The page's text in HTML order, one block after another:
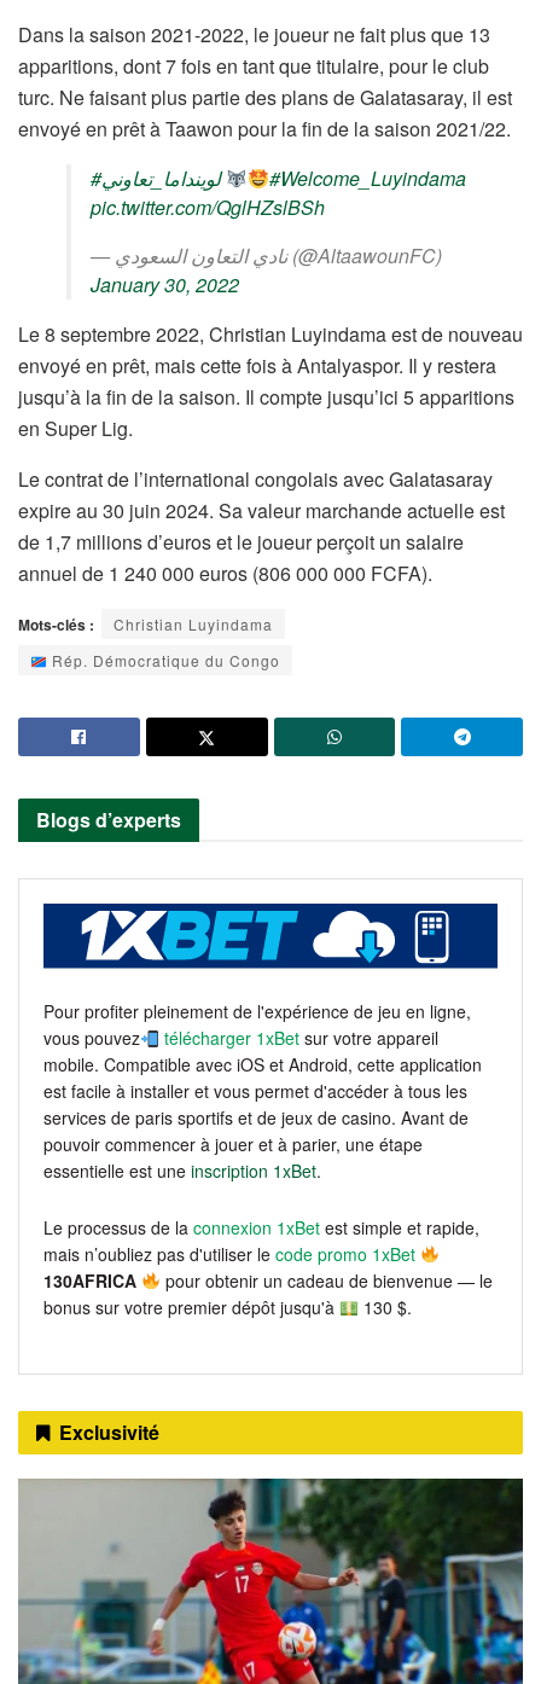
Dans la saison 2021-2022, le joueur ne fait plus que 13
apparitions, dont 7 fois en tant que titulaire, pour le club
turc. Ne faisant plus partie des plans de Galatasaray, il est
envoyé en prêt à Taawon pour la fin de la saison 2021/22.
#لوينداما_تعاوني
#Welcome_Luyindama
pic.twitter.com/QglHZslBSh
— نادي التعاون السعودي (@AltaawounFC)
January 30, 2022
Le 8 septembre 2022, Christian Luyindama est de nouveau
envoyé en prêt, mais cette fois à Antalyaspor. Il y restera
jusqu’à la fin de la saison. Il compte jusqu’ici 5 apparitions
en Super Lig.
Le contrat de l’international congolais avec Galatasaray
expire au 30 juin 2024. Sa valeur marchande actuelle est
de 1,7 millions d’euros et le joueur perçoit un salaire
annuel de 1 240 000 euros (806 000 000 FCFA).
Mots-clés :
Christian Luyindama
Rép. Démocratique du Congo
Blogs d’experts
Pour profiter pleinement de l'expérience de jeu en ligne,
vous pouvez
télécharger 1xBet sur votre appareil
mobile. Compatible avec iOS et Android, cette application
est facile à installer et vous permet d'accéder à tous les
services de paris sportifs et de jeux de casino. Avant de
pouvoir commencer à jouer et à parier, une étape
essentielle est une inscription 1xBet.
Le processus de la connexion 1xBet est simple et rapide,
mais n’oubliez pas d'utiliser le code promo 1xBet
130AFRICA
pour obtenir un cadeau de bienvenue — le
bonus sur votre premier dépôt jusqu'à
130 $.
Exclusivité